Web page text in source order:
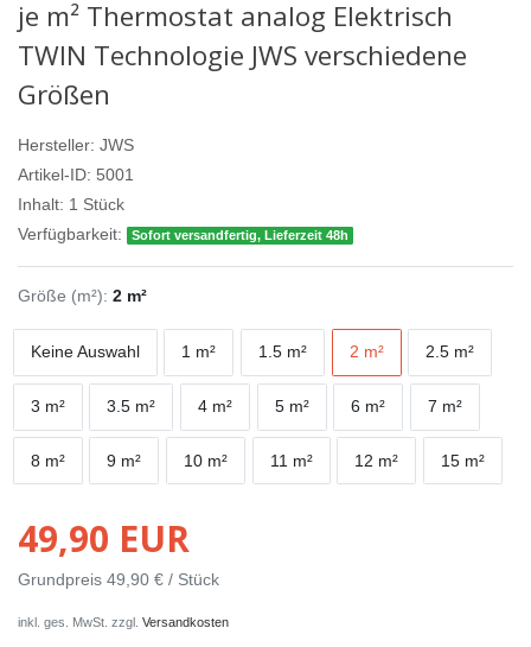
je m² Thermostat analog Elektrisch
TWIN Technologie JWS verschiedene
Größen
Hersteller: JWS
Artikel-ID: 5001
Inhalt: 1 Stück
Verfügbarkeit:
Sofort versandfertig, Lieferzeit 48h
Größe (m²): 2 m²
Keine Auswahl 1 m² 1.5 m² 2 m² 2.5 m²
3 m² 3.5 m² 4 m² 5 m² 6 m² 7 m²
8 m² 9 m² 10 m² 11 m² 12 m² 15 m²
49,90 EUR
Grundpreis 49,90 € / Stück
inkl. ges. MwSt. zzgl. Versandkosten